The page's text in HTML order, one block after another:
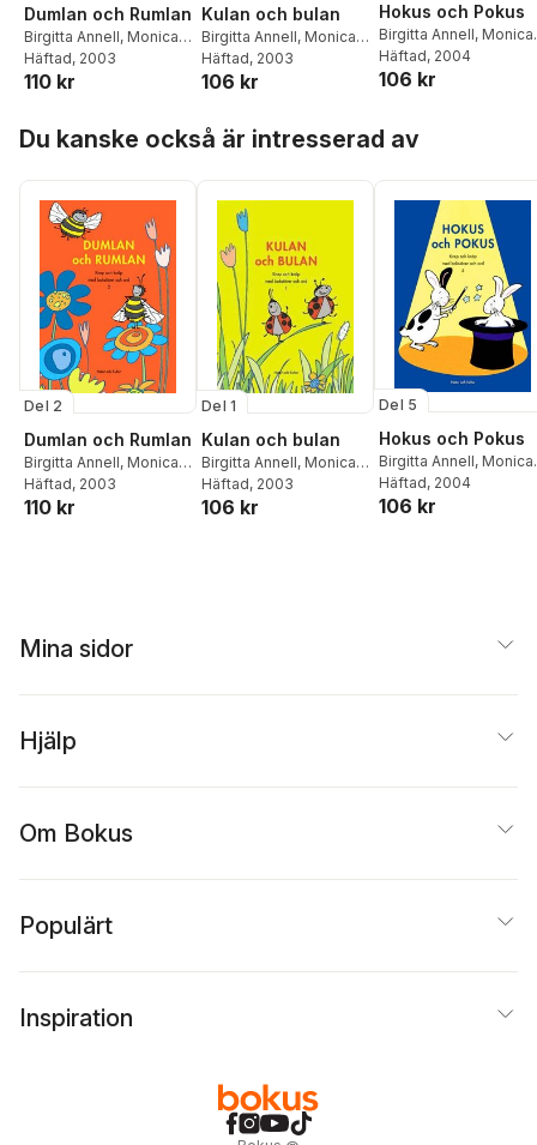
Dumlan och Rumlan
Birgitta Annell, Monica
Benoit
Häftad, 2003
110 kr
Kulan och bulan
Birgitta Annell, Monica
Benoit
Häftad, 2003
106 kr
Hokus och Pokus
Birgitta Annell, Monica
Benoit
Häftad, 2004
106 kr
Du kanske också är intresserad av
Del 2
Dumlan och Rumlan
Birgitta Annell, Monica
Benoit
Häftad, 2003
110 kr
Del 1
Kulan och bulan
Birgitta Annell, Monica
Benoit
Häftad, 2003
106 kr
Del 5
Hokus och Pokus
Birgitta Annell, Monica
Benoit
Häftad, 2004
106 kr
Mina sidor
Hjälp
Om Bokus
Populärt
Inspiration